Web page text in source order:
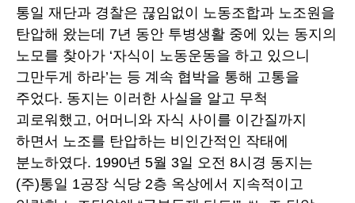
통일 재단과 경찰은 끊임없이 노동조합과 노조원을
탄압해 왔는데 7년 동안 투병생활 중에 있는 동지의
노모를 찾아가 ‘자식이 노동운동을 하고 있으니
그만두게 하라’는 등 계속 협박을 통해 고통을
주었다. 동지는 이러한 사실을 알고 무척
괴로워했고, 어머니와 자식 사이를 이간질까지
하면서 노조를 탄압하는 비인간적인 작태에
분노하였다. 1990년 5월 3일 오전 8시경 동지는
(주)통일 1공장 식당 2층 옥상에서 지속적이고